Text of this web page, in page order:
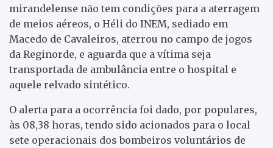
mirandelense não tem condições para a aterragem
de meios aéreos, o Héli do INEM, sediado em
Macedo de Cavaleiros, aterrou no campo de jogos
da Reginorde, e aguarda que a vítima seja
transportada de ambulância entre o hospital e
aquele relvado sintético.
O alerta para a ocorrência foi dado, por populares,
às 08,38 horas, tendo sido acionados para o local
sete operacionais dos bombeiros voluntários de